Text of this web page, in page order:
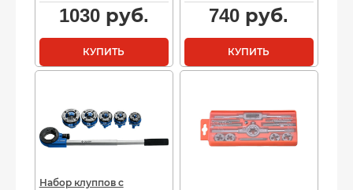
1030руб.
КУПИТЬ
740 руб.
КУПИТЬ
Набор клуппов с